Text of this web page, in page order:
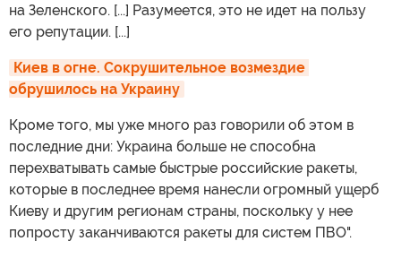
на Зеленского. [...] Разумеется, это не идет на пользу
его репутации. [...]
Киев в огне. Сокрушительное возмездие
обрушилось на Украину
Кроме того, мы уже много раз говорили об этом в
последние дни: Украина больше не способна
перехватывать самые быстрые российские ракеты,
которые в последнее время нанесли огромный ущерб
Киеву и другим регионам страны, поскольку у нее
попросту заканчиваются ракеты для систем ПВО".